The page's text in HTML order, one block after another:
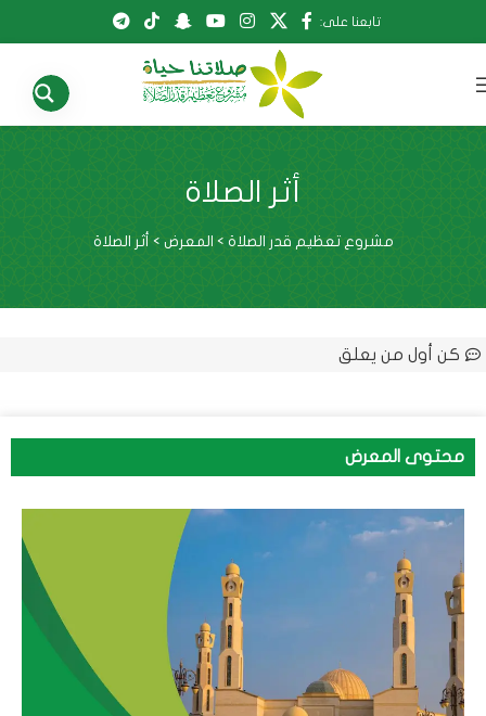
تابعنا على:
أثر الصلاة
مشروع تعظيم قدر الصلاة > المعرض > أثر الصلاة
كن أول من يعلق
محتوى المعرض